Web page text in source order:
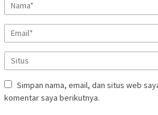
Simpan nama, email, dan situs web
komentar saya berikutnya.